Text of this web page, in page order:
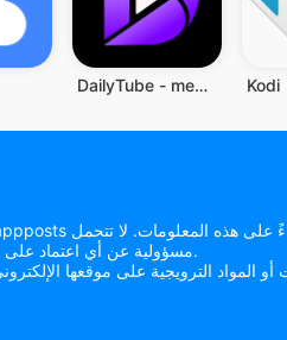
DailyTube - media player Kodi
مسؤولية عن أي اعتماد على المعلومات المقدمة على موقعها الإلكتروني.